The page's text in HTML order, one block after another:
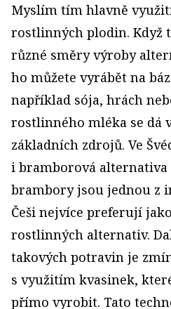
Myslím tím hlavně
rostlinných plodin. Když
různé směry výroby
ho můžete vyrábět na
například sója, hrách
rostlinného mléka se dá
základních zdrojů. Ve
i bramborová alternativa
brambory jsou jednou z
Češi nejvíce preferují
rostlinných alternativ.
takových potravin je
s využitím kvasinek,
přímo vyrobit. Tato